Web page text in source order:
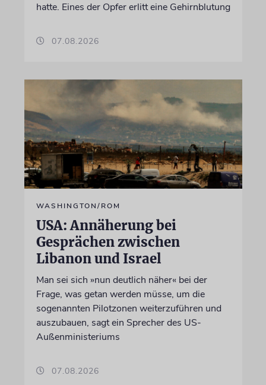
hatte. Eines der Opfer erlitt eine Gehirnblutung
07.08.2026
WASHINGTON/ROM
USA: Annäherung bei
Gesprächen zwischen
Libanon und Israel
Man sei sich »nun deutlich näher« bei der
Frage, was getan werden müsse, um die
sogenannten Pilotzonen weiterzuführen und
auszubauen, sagt ein Sprecher des US-
Außenministeriums
07.08.2026